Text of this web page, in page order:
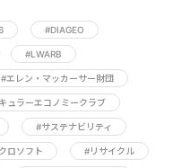
#DIAGEO
#LWARB
#エレン・マッカーサー財団
ュラーエコノミークラブ
#サステナビリティ
ロソフト #リサイクル